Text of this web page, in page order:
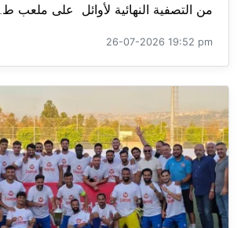
من التصفية النهائية لأوائل على ملعب ط...
26-07-2026 19:52 pm